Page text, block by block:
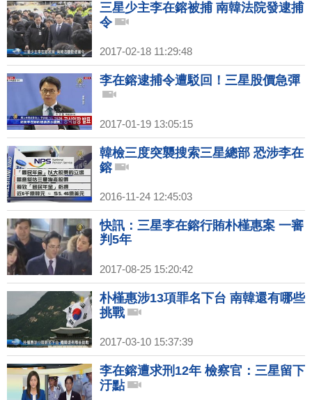
三星少主李在鎔被捕 南韓法院發逮捕
令
2017-02-18 11:29:48
李在鎔逮捕令遭駁回！三星股價急彈
2017-01-19 13:05:15
韓檢三度突襲搜索三星總部 恐涉李在
鎔
2016-11-24 12:45:03
快訊：三星李在鎔行賄朴槿惠案 一審
判5年
2017-08-25 15:20:42
朴槿惠涉13項罪名下台 南韓還有哪些
挑戰
2017-03-10 15:37:39
李在鎔遭求刑12年 檢察官：三星留下
汙點